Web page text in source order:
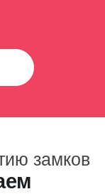
замков